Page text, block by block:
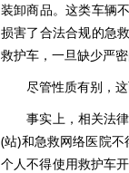
装卸商品。这类车辆
损害了合法合规的急
救护车，一旦缺少严
尽管性质有别，这
事实上，相关法律
(站)和急救网络医院
个人不得使用救护车